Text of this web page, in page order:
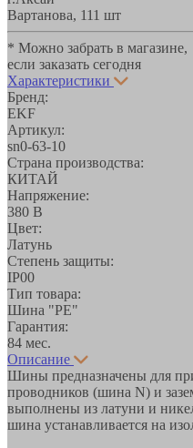
Вартанова, 111 шт
* Можно забрать в магазине,
если заказать сегодня
Характеристики
Бренд:
EKF
Артикул:
sn0-63-10
Страна производства:
КИТАЙ
Напряжение:
380 В
Цвет:
Латунь
Степень защиты:
IP00
Тип товара:
Шина "РЕ"
Гарантия:
84 мес.
Описание
Шины предназначены для
проводников (шина N) и
выполнены из латуни и
шина устанавливается на